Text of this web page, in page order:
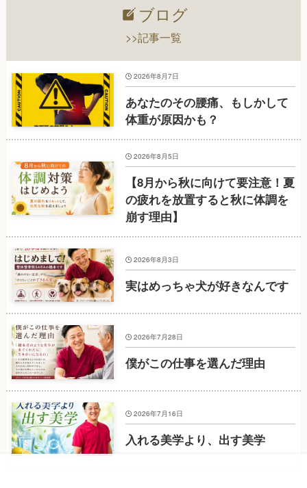
ブログ
>>記事一覧
あなたのその腰痛、もしかして
体重が原因かも？
2026年8月7日
【8月から秋に向けて要注意！夏
の疲れを放置すると秋に体調を
崩す理由】
2026年8月5日
実はめっちゃ犬が好きなんです
2026年8月3日
僕がこの仕事を選んだ理由
2026年7月28日
入れる美学より、出す美学
2026年7月16日